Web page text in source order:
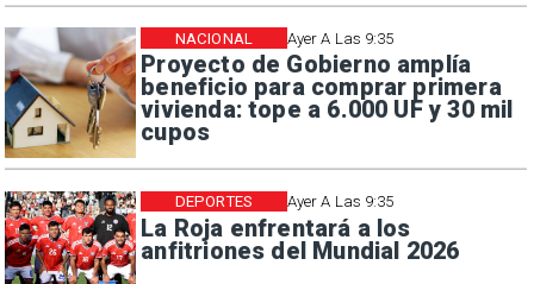
Ayer A Las 9:35
Proyecto de Gobierno amplía
beneficio para comprar primera
vivienda: tope a 6.000 UF y 30 mil
cupos
NACIONAL
Ayer A Las 9:35
La Roja enfrentará a los
anfitriones del Mundial 2026
DEPORTES